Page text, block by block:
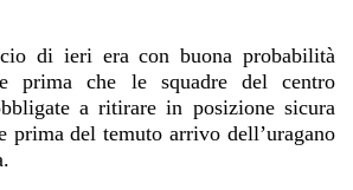
di ieri era con buona probabilità
prima che le squadre del centro
a ritirare in posizione sicura
prima del temuto arrivo dell’uragano